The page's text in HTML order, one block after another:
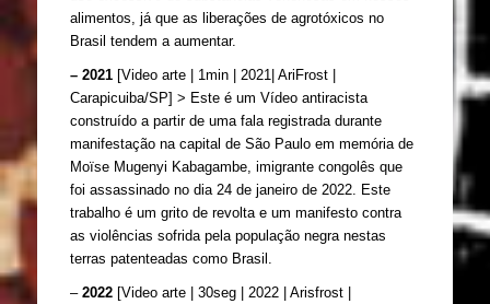
alimentos, já que as liberações de agrotóxicos no
Brasil tendem a aumentar.
– 2021 [Video arte | 1min | 2021| AriFrost |
Carapicuiba/SP] > Este é um Vídeo antiracista
construído a partir de uma fala registrada durante
manifestação na capital de São Paulo em memória de
Moïse Mugenyi Kabagambe, imigrante congolês que
foi assassinado no dia 24 de janeiro de 2022. Este
trabalho é um grito de revolta e um manifesto contra
as violências sofrida pela população negra nestas
terras patenteadas como Brasil.
– 2022 [Video arte | 30seg | 2022 | Arisfrost |